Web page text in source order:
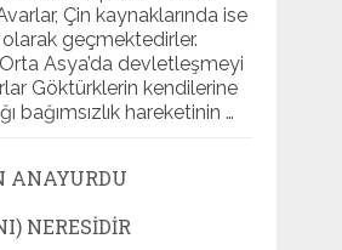
Çin kaynaklarında ise
geçmektedirler.
Asya’da devletleşmeyi
Göktürklerin kendilerine
bağımsızlık hareketinin …
ANAYURDU
NERESIDIR